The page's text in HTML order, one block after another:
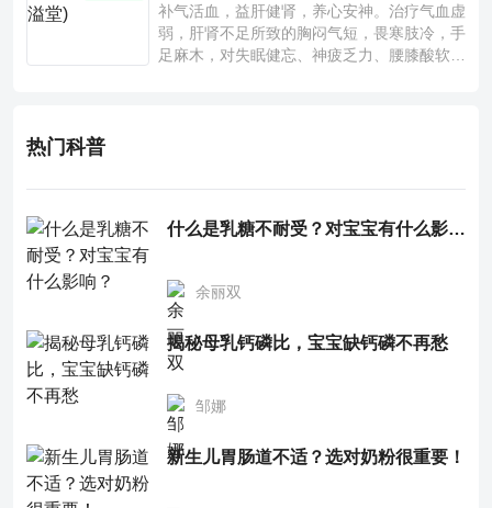
补气活血，益肝健肾，养心安神。治疗气血虚
弱，肝肾不足所致的胸闷气短，畏寒肢冷，手
足麻木，对失眠健忘、神疲乏力、腰膝酸软也
热门科普
什么是乳糖不耐受？对宝宝有什么影响？
余丽双
揭秘母乳钙磷比，宝宝缺钙磷不再愁
邹娜
新生儿胃肠道不适？选对奶粉很重要！